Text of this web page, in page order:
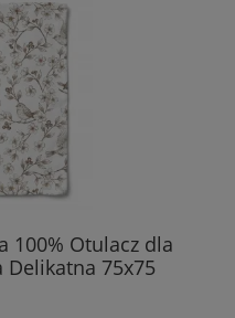
100% Otulacz dla
75x75